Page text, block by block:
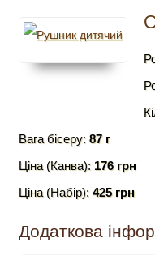
Вага бісеру: 87 г
Ціна (Канва): 176 грн
Ціна (Набір): 425 грн
Додаткова